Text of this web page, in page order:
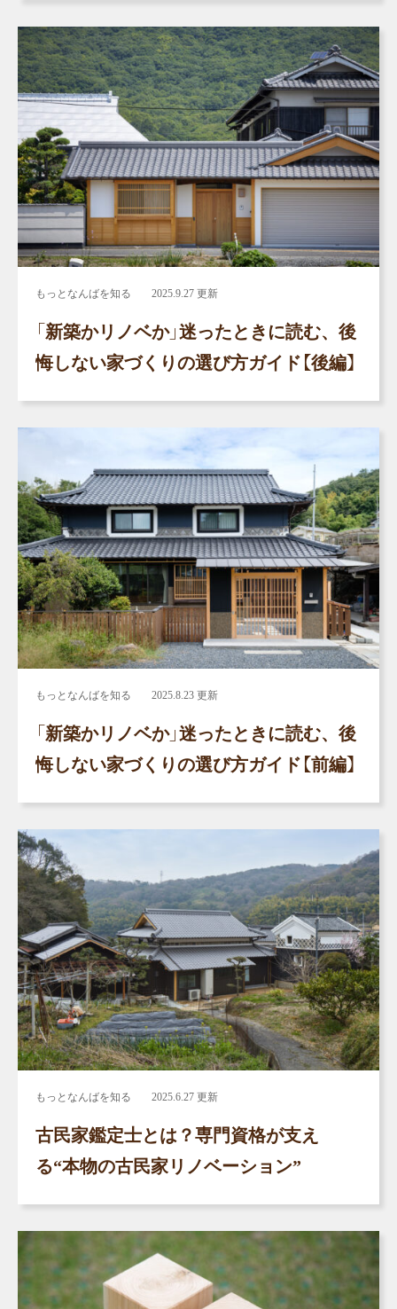
もっとなんばを知る 2025.9.27 更新
「新築かリノベか」迷ったときに読む、後
悔しない家づくりの選び方ガイド【後編】
もっとなんばを知る 2025.8.23 更新
「新築かリノベか」迷ったときに読む、後
悔しない家づくりの選び方ガイド【前編】
もっとなんばを知る 2025.6.27 更新
古民家鑑定士とは？専門資格が支え
る“本物の古民家リノベーション”